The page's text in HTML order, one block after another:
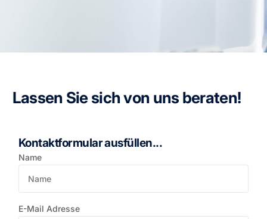
Lassen Sie sich von uns beraten!
Kontaktformular ausfüllen...
Name
E-Mail Adresse